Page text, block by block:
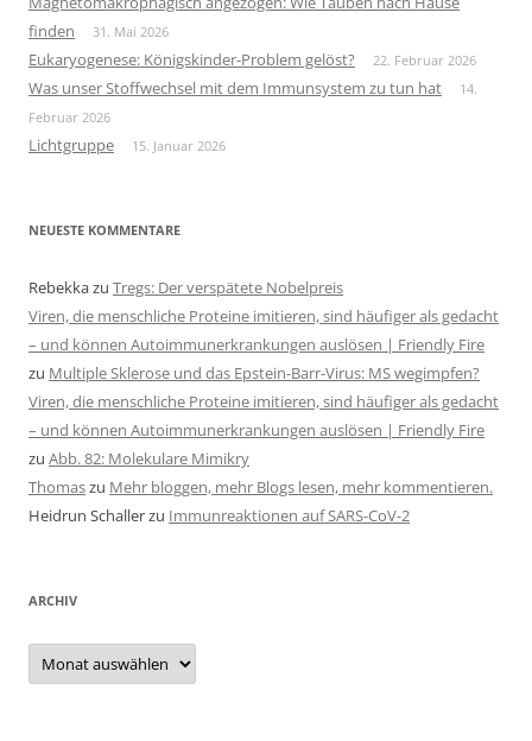
finden
31. Mai 2026
Eukaryogenese: Königskinder-Problem gelöst? 22. Februar 2026
Was unser Stoffwechsel mit dem Immunsystem zu tun hat
14.
Februar 2026
Lichtgruppe 15. Januar 2026
NEUESTE KOMMENTARE
Rebekkazu Tregs: Der verspätete Nobelpreis
Viren, die menschliche Proteine imitieren, sind häufiger als gedacht
– und können Autoimmunerkrankungen auslösen | Friendly Fire
zu Multiple Sklerose und das Epstein-Barr-Virus: MS wegimpfen?
Viren, die menschliche Proteine imitieren, sind häufiger als gedacht
– und können Autoimmunerkrankungen auslösen | Friendly Fire
zu Abb. 82: Molekulare Mimikry
Thomaszu Mehr bloggen, mehr Blogs lesen, mehr kommentieren.
Heidrun Schallerzu Immunreaktionen auf SARS-CoV-2
ARCHIV
Archiv